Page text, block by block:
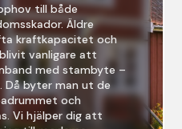
till både
Äldre
kraftkapacitet och
vanligare att
med stambyte –
byter man ut de
och
Vi hjälper dig att